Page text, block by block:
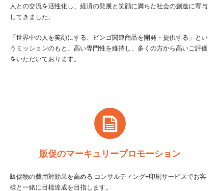
人との交流を活性化し、経済の発展と笑顔に満ちた社会の創造に寄与
してきました。
「世界中の人を笑顔にする、ビンゴ関連商品を開発・提供する」とい
うミッションのもと、高い専門性を維持し、多くの方から高いご評価
をいただいております。
販促のマーキュリープロモーション
販促物の費用対効果を高める コンサルティング+印刷サービスでお客
様と一緒に目標達成を目指します。